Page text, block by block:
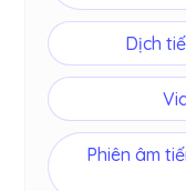
Dịch
Phiên âm